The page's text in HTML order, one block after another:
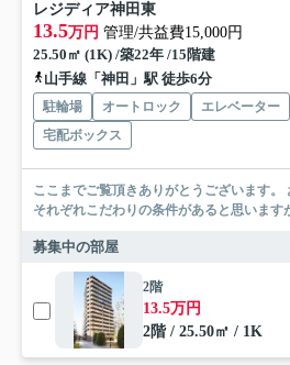
レジディア神田東
13.5万円 管理/共益費15,000円
25.50㎡ (1K) /築22年 /15階建
山手線「神田」駅 徒歩6分
駐輪場 オートロック エレベーター
宅配ボックス
ここまでご覧頂きありがとうございます。 お部屋探しの際には、皆さま
それぞれこだわりの条件があると思います
募集中の部屋
2階
13.5万円
2階 / 25.50㎡ / 1K